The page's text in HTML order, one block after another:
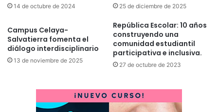
14 de octubre de 2024 25 de diciembre de 2025
Campus Celaya-
Salvatierra fomenta el
diálogo interdisciplinario
13 de noviembre de 2025
República Escolar: 10 años
construyendo una
comunidad estudiantil
participativa e inclusiva.
27 de octubre de 2023